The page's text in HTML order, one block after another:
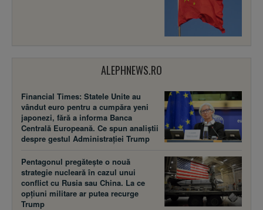
ALEPHNEWS.RO
Financial Times: Statele Unite au
vândut euro pentru a cumpăra yeni
japonezi, fără a informa Banca
Centrală Europeană. Ce spun analiștii
despre gestul Administrației Trump
Pentagonul pregătește o nouă
strategie nucleară în cazul unui
conflict cu Rusia sau China. La ce
opțiuni militare ar putea recurge
Trump